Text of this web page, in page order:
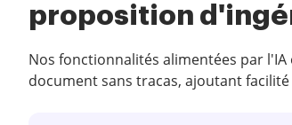
proposition
Nos fonctionnalités alimentées par
document sans tracas, ajoutant